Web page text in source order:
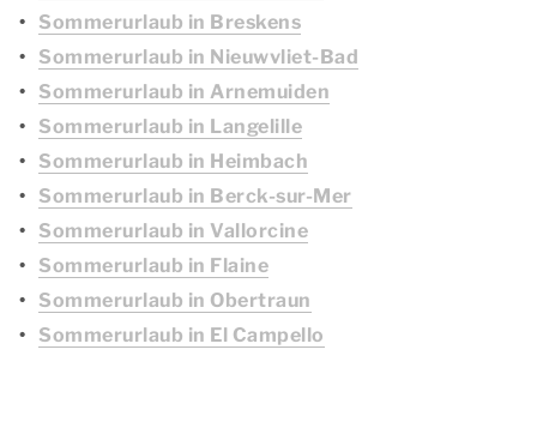
Sommerurlaub in Breskens
Sommerurlaub in Nieuwvliet-Bad
Sommerurlaub in Arnemuiden
Sommerurlaub in Langelille
Sommerurlaub in Heimbach
Sommerurlaub in Berck-sur-Mer
Sommerurlaub in Vallorcine
Sommerurlaub in Flaine
Sommerurlaub in Obertraun
Sommerurlaub in El Campello